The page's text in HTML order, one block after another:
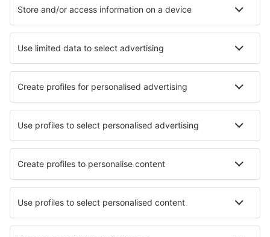
Cazare în Ucraina - Orașe populare
Cazare în Lviv Cazare în Dnipro
Cazare în Odessa Cazare în Vyshhorod
Cazare în Novaki Cazare în Yaremcha
Cazare în Burlacha Balka
Cele mai bune locuri de cazare - orașe
Cazare Port Austin Cazare în El Palmar
Cazare în Baldock Cazare în Talek Cazare Luleburgaz